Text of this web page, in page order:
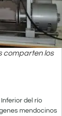
comparten los
del río
mendocinos